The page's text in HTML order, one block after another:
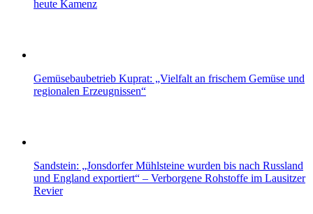
heute Kamenz
Gemüsebaubetrieb Kuprat: „Vielfalt an frischem Gemüse und
regionalen Erzeugnissen“
Sandstein: „Jonsdorfer Mühlsteine wurden bis nach Russland
und England exportiert“ – Verborgene Rohstoffe im Lausitzer
Revier